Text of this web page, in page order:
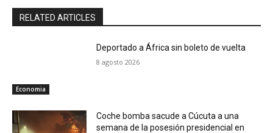
RELATED ARTICLES
Economia
Deportado a África sin boleto de vuelta
8 agosto 2026
Coche bomba sacude a Cúcuta a una
semana de la posesión presidencial en